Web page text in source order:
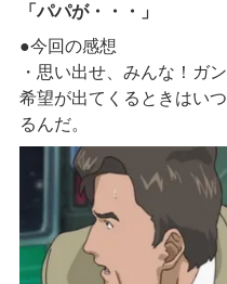
「パパが・・・」
●今回の感想
・思い出せ、みんな！ガ
希望が出てくるときはい
るんだ。